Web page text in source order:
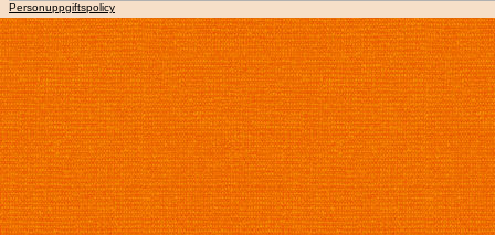
Personuppgiftspolicy